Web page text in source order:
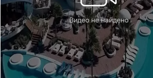
Видео не найдено